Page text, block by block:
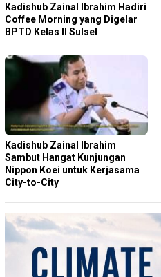
Kadishub Zainal Ibrahim Hadiri
Coffee Morning yang Digelar
BPTD Kelas II Sulsel
Kadishub Zainal Ibrahim
Sambut Hangat Kunjungan
Nippon Koei untuk Kerjasama
City-to-City